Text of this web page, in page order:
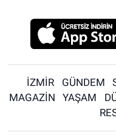
İZMİR GÜNDEM
MAGAZİN
YAŞAM